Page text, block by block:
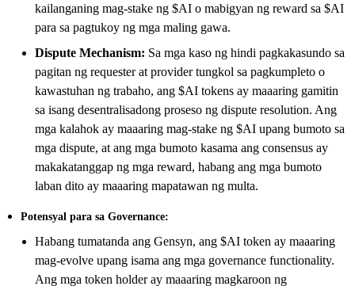
kailanganing mag-stake ng $AI o mabigyan ng reward sa $AI
para sa pagtukoy ng mga maling gawa.
Dispute Mechanism: Sa mga kaso ng hindi pagkakasundo sa
pagitan ng requester at provider tungkol sa pagkumpleto o
kawastuhan ng trabaho, ang $AI tokens ay maaaring gamitin
sa isang desentralisadong proseso ng dispute resolution. Ang
mga kalahok ay maaaring mag-stake ng $AI upang bumoto sa
mga dispute, at ang mga bumoto kasama ang consensus ay
makakatanggap ng mga reward, habang ang mga bumoto
laban dito ay maaaring mapatawan ng multa.
Potensyal para sa Governance:
Habang tumatanda ang Gensyn, ang $AI token ay maaaring
mag-evolve upang isama ang mga governance functionality.
Ang mga token holder ay maaaring magkaroon ng